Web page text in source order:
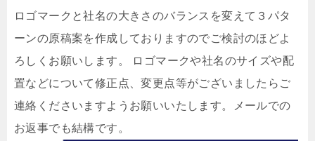
ロゴマークと社名の大きさのバランスを変えて３パタ
ーンの原稿案を作成しておりますのでご検討のほどよ
ろしくお願いします。 ロゴマークや社名のサイズや配
置などについて修正点、変更点等がございましたらご
連絡くださいますようお願いいたします。メールでの
お返事でも結構です。